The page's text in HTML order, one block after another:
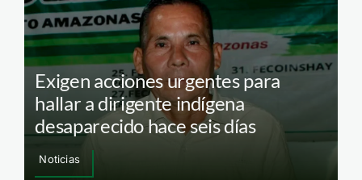
Exigen acciones urgentes para
hallar a dirigente indígena
desaparecido hace seis días
Noticias